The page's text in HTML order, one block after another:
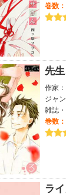
巻数：
先
作家：
ジャ
雑誌
巻数：
ラ